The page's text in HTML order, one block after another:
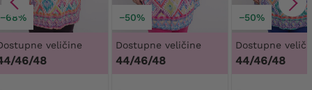
−68%
veličine
46/48
−50%
Dostupne veličine
44/46/48
−50%
Dostupne
44/46/48